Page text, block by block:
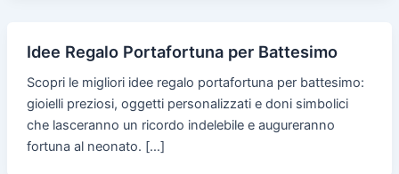
Idee Regalo Portafortuna per Battesimo
Scopri le migliori idee regalo portafortuna per battesimo:
gioielli preziosi, oggetti personalizzati e doni simbolici
che lasceranno un ricordo indelebile e augureranno
fortuna al neonato. […]